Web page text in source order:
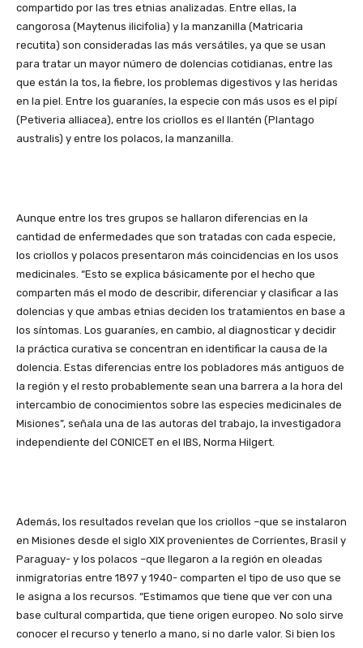
compartido por las tres etnias analizadas. Entre ellas, la
cangorosa (Maytenus ilicifolia) y la manzanilla (Matricaria
recutita) son consideradas las más versátiles, ya que se usan
para tratar un mayor número de dolencias cotidianas, entre las
que están la tos, la fiebre, los problemas digestivos y las heridas
en la piel. Entre los guaraníes, la especie con más usos es el pipí
(Petiveria alliacea), entre los criollos es el llantén (Plantago
australis) y entre los polacos, la manzanilla.
Aunque entre los tres grupos se hallaron diferencias en la
cantidad de enfermedades que son tratadas con cada especie,
los criollos y polacos presentaron más coincidencias en los usos
medicinales. “Esto se explica básicamente por el hecho que
comparten más el modo de describir, diferenciar y clasificar a las
dolencias y que ambas etnias deciden los tratamientos en base a
los síntomas. Los guaraníes, en cambio, al diagnosticar y decidir
la práctica curativa se concentran en identificar la causa de la
dolencia. Estas diferencias entre los pobladores más antiguos de
la región y el resto probablemente sean una barrera a la hora del
intercambio de conocimientos sobre las especies medicinales de
Misiones”, señala una de las autoras del trabajo, la investigadora
independiente del CONICET en el IBS, Norma Hilgert.
Además, los resultados revelan que los criollos –que se instalaron
en Misiones desde el siglo XIX provenientes de Corrientes, Brasil y
Paraguay- y los polacos –que llegaron a la región en oleadas
inmigratorias entre 1897 y 1940- comparten el tipo de uso que se
le asigna a los recursos. “Estimamos que tiene que ver con una
base cultural compartida, que tiene origen europeo. No solo sirve
conocer el recurso y tenerlo a mano, si no darle valor. Si bien los